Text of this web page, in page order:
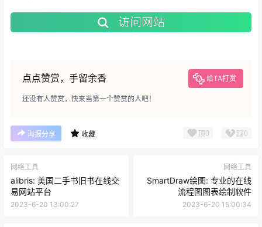
访问网站
点点赞赏，手留余香 给TA打赏
还没有人赞赏，快来当第一个赞赏的人吧！
海报分享 收藏 顶0 踩0
网络工具
alibris: 美国二手书旧书在线交
易网站平台
2023-6-20 13:00:27
网络工具
SmartDraw绘图: 专业的在线
流程图图表绘制软件
2023-6-20 15:00:34